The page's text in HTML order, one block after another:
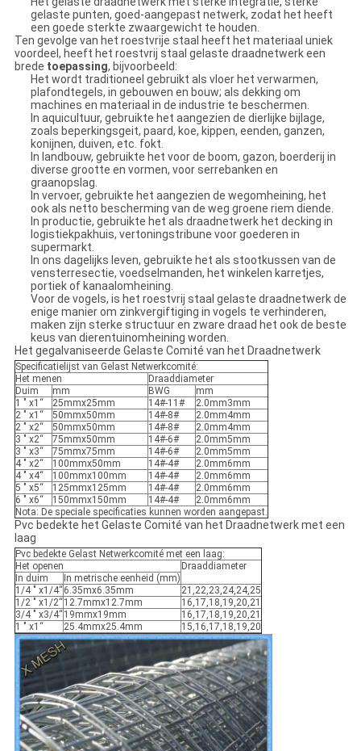
gelaste punten, goed-aangepast netwerk, zodat het heeft
een goede sterkte zwaargewicht te houden.
Ten gevolge van het roestvrije staal heeft het materiaal uniek
voordeel, heeft het roestvrij staal gelaste draadnetwerk een
brede toepassing, bijvoorbeeld:
Het wordt traditioneel gebruikt als vloer het verwarmen,
plafondtegels, in gebouwen en bouw; als dekking om
machines en materiaal in de industrie te beschermen.
In aquicultuur, gebruikte het aangezien de dierlijke bijlage,
zoals beperkingsgeit, paard, koe, kippen, eenden, ganzen,
konijnen, duiven, etc. fokt.
In landbouw, gebruikte het voor de boom, gazon, boerderij in
diverse grootte en vormen, voor serrebanken en
graanopslag.
In vervoer, gebruikte het aangezien de wegomheining, het
ook als netto bescherming van de weg groene riem diende.
In productie, gebruikte het als draadnetwerk het decking in
logistiekpakhuis, vertoningstribune voor goederen in
supermarkt.
In ons dagelijks leven, gebruikte het als stootkussen van de
vensterresectie, voedselmanden, het winkelen karretjes,
portiek of kanaalomheining.
Voor de vogels, is het roestvrij staal gelaste draadnetwerk de
enige manier om zinkvergiftiging in vogels te verhinderen,
maken zijn sterke structuur en zware draad het ook de beste
keus van dierentuinomheining worden.
Het gegalvaniseerde Gelaste Comité van het Draadnetwerk
Specificatielijst van Gelast Netwerkcomité:
Het menen
Draaddiameter
Duim
mm BWG
mm
1 " x1“
25mmx25mm 14#-11#
2.0mm3mm
2 " x1“
50mmx50mm 14#-8#
2.0mm4mm
2 " x2“
50mmx50mm 14#-8#
2.0mm4mm
3 " x2“
75mmx50mm 14#-6#
2.0mm5mm
3 " x3“
75mmx75mm 14#-6#
2.0mm5mm
4 " x2“
100mmx50mm 14#-4#
2.0mm6mm
4 " x4“
100mmx100mm 14#-4#
2.0mm6mm
5 " x5“
125mmx125mm 14#-4#
2.0mm6mm
6 " x6“
150mmx150mm 14#-4#
2.0mm6mm
Nota: De speciale specificaties kunnen worden aangepast.
Pvc bedekte het Gelaste Comité van het Draadnetwerk met een
laag
Pvc bedekte Gelast Netwerkcomité met een laag:
Het openen
Draaddiameter
In duim
In metrische eenheid (mm)
1/4 " x1/4“ 6.35mx6.35mm
21,22,23,24,24,25
1/2 " x1/2“ 12.7mmx12.7mm
16,17,18,19,20,21
3/4 " x3/4“ 19mmx19mm
16,17,18,19,20,21
1 " x1“
25.4mmx25.4mm 15,16,17,18,19,20